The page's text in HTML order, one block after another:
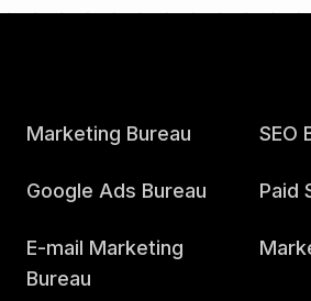
Marketing Bureau SEO
Google Ads Bureau Paid
E-mail Marketing
Bureau